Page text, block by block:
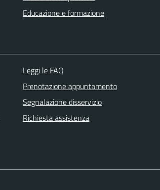
Educazione e formazione
Leggi le FAQ
Prenotazione appuntamento
Segnalazione disservizio
Richiesta assistenza